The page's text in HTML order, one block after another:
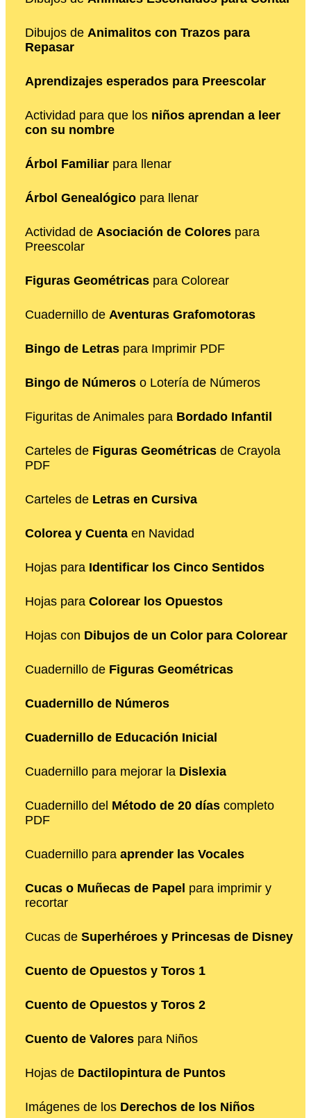
Dibujos de Animalitos con Trazos para
Repasar
Aprendizajes esperados para Preescolar
Actividad para que los niños aprendan a leer
con su nombre
Árbol Familiar para llenar
Árbol Genealógico para llenar
Actividad de Asociación de Colores para
Preescolar
Figuras Geométricas para Colorear
Cuadernillo de Aventuras Grafomotoras
Bingo de Letras para Imprimir PDF
Bingo de Números o Lotería de Números
Figuritas de Animales para Bordado Infantil
Carteles de Figuras Geométricas de Crayola
PDF
Carteles de Letras en Cursiva
Colorea y Cuenta en Navidad
Hojas para Identificar los Cinco Sentidos
Hojas para Colorear los Opuestos
Hojas con Dibujos de un Color para Colorear
Cuadernillo de Figuras Geométricas
Cuadernillo de Números
Cuadernillo de Educación Inicial
Cuadernillo para mejorar la Dislexia
Cuadernillo del Método de 20 días completo
PDF
Cuadernillo para aprender las Vocales
Cucas o Muñecas de Papel para imprimir y
recortar
Cucas de Superhéroes y Princesas de Disney
Cuento de Opuestos y Toros 1
Cuento de Opuestos y Toros 2
Cuento de Valores para Niños
Hojas de Dactilopintura de Puntos
Imágenes de los Derechos de los Niños